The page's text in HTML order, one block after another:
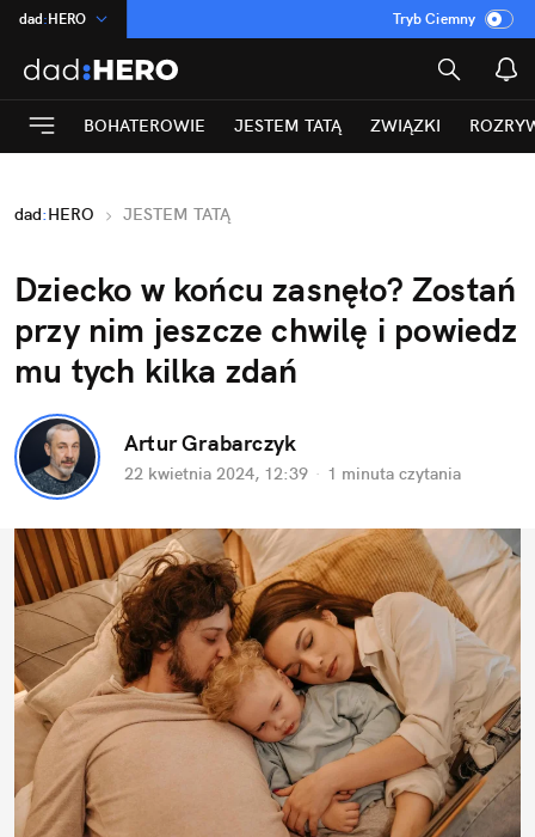
dad:HERO
:Temat
INN:Poland
ASZ:dziennik
Rozrywka
Tryb Ciemny
BOHATEROWIE JESTEM TATĄ ZWIĄZKI
dad:HERO JESTEM TATĄ
Dziecko w końcu zasnęło? Zostań
przy nim jeszcze chwilę i powiedz
mu tych kilka zdań
Artur Grabarczyk
22 kwietnia 2024, 12:39 · 1 minuta czytania